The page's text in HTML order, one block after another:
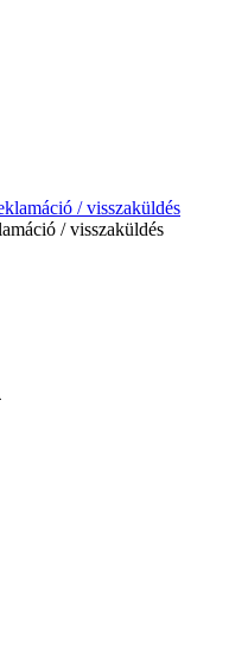
/ visszaküldés
/ visszaküldés